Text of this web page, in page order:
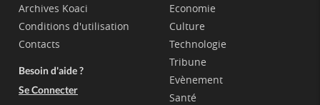
Archives Koaci
Conditions d'utilisation
Contacts
Besoin d'aide ?
Se Connecter
Economie
Culture
Technologie
Tribune
Evènement
Santé